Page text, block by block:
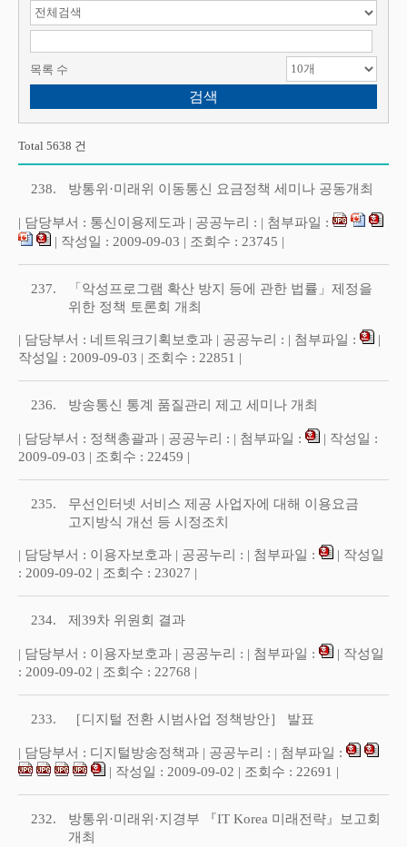
검색 항목 선택
목록 수
Total 5638 건
238. 방통위·미래위 이동통신 요금정책 세미나 공동개최
| 담당부서 : 통신이용제도과 | 공공누리 : | 첨부파일 :
| 작성일 : 2009-09-03 | 조회수 : 23745 |
237.
「악성프로그램 확산 방지 등에 관한 법률」제정을
위한 정책 토론회 개최
| 담당부서 : 네트워크기획보호과 | 공공누리 : | 첨부파일 :
|
작성일 : 2009-09-03 | 조회수 : 22851 |
236. 방송통신 통계 품질관리 제고 세미나 개최
| 담당부서 : 정책총괄과 | 공공누리 : | 첨부파일 :
| 작성일 :
2009-09-03 | 조회수 : 22459 |
235.
무선인터넷 서비스 제공 사업자에 대해 이용요금
고지방식 개선 등 시정조치
| 담당부서 : 이용자보호과 | 공공누리 : | 첨부파일 :
| 작성일
: 2009-09-02 | 조회수 : 23027 |
234. 제39차 위원회 결과
| 담당부서 : 이용자보호과 | 공공누리 : | 첨부파일 :
| 작성일
: 2009-09-02 | 조회수 : 22768 |
233. ［디지털 전환 시범사업 정책방안］ 발표
| 담당부서 : 디지털방송정책과 | 공공누리 : | 첨부파일 :
| 작성일 : 2009-09-02 | 조회수 : 22691 |
232.
방통위·미래위·지경부 『IT Korea 미래전략』보고회
개최